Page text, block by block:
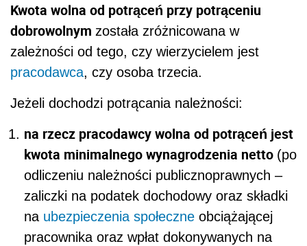
Kwota wolna od potrąceń przy potrąceniu
dobrowolnym została zróżnicowana w
zależności od tego, czy wierzycielem jest
pracodawca, czy osoba trzecia.
Jeżeli dochodzi potrącania należności:
na rzecz pracodawcywolna od potrąceń jest
kwota minimalnego wynagrodzenia netto (po
odliczeniu należności publicznoprawnych –
zaliczki na podatek dochodowy oraz składki
na ubezpieczenia społeczne obciążającej
pracownika oraz wpłat dokonywanych na